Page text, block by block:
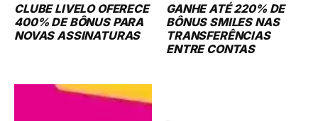
CLUBE LIVELO OFERECE
400% DE BÔNUS PARA
NOVAS ASSINATURAS
GANHE ATÉ 220% DE
BÔNUS SMILES NAS
TRANSFERÊNCIAS
ENTRE CONTAS